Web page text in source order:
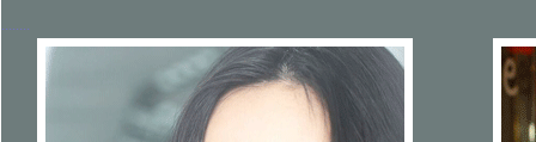
........